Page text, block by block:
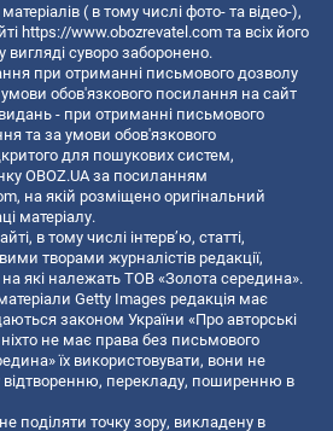
( в тому числі фото- та відео-),
https://www.obozrevatel.com та всіх його
суворо заборонено.
при отриманні письмового дозволу
умови обов'язкового посилання на сайт
видань - при отриманні письмового
та за умови обов'язкового
для пошукових систем,
OBOZ.UA за посиланням
, на якій розміщено оригінальний
матеріалу.
в тому числі інтерв’ю, статті,
творами журналістів редакції,
які належать ТОВ «Золота середина».
Getty Images редакція має
законом України «Про авторські
не має права без письмового
їх використовувати, вони не
перекладу, поширенню в
поділяти точку зору, викладену в